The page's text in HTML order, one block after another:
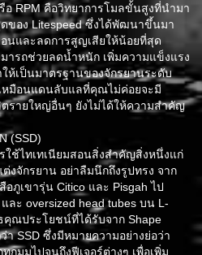
อ RPM คือวิทยาการโมลขั้นสูงที่นำมา
ของ Litespeed ซึ่งได้พัฒนาขึ้นมา
นและลดการสูญเสียให้น้อยที่สุด
ารถช่วยลดน้ำหนัก เพิ่มความแข็งแรง
ห้เป็นมาตรฐานของจักรยานระดับ
หมือนแดนลับแลที่คุณไม่ค่อยจะมี
รายใหญ่อื่นๆ ยังไม่ได้ให้ความสำคัญ
(SSD)
ช้ไทเทเนียมสอนสิ่งสำคัญสิ่งหนึ่งแก่
งจักรยาน อย่าลืมนึกถึงรูปทรง จาก
อภูเขารุ่น Citico และ Pisgah ไป
ละ oversized head tubes บน L-
คุณประโยชน์ที่ได้รับจาก Shape
า SSD ซึ่งมีหมายความอย่างย่อว่า
กมุมไปจนถึงฟีเจอร์ต่างๆ เพื่อเพิ่ม